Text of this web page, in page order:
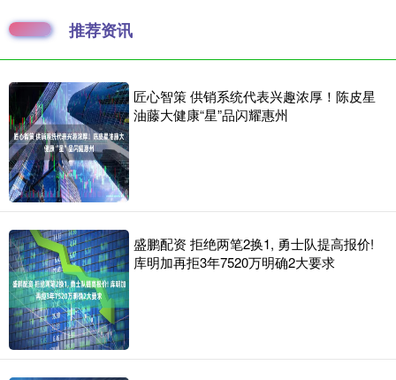
推荐资讯
匠心智策 供销系统代表兴趣浓厚！陈皮星
油藤大健康“星”品闪耀惠州
盛鹏配资 拒绝两笔2换1, 勇士队提高报价!
库明加再拒3年7520万明确2大要求